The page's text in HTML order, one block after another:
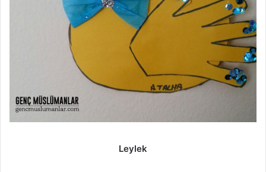
Leylek